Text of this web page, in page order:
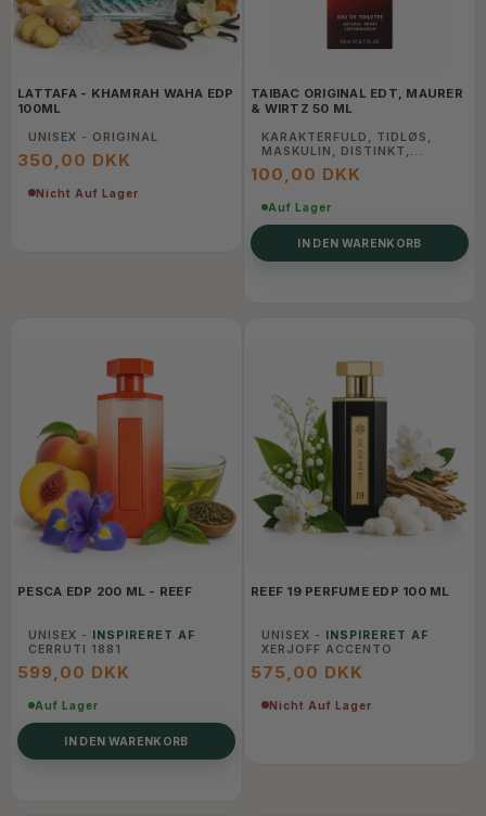
LATTAFA - KHAMRAH WAHA EDP
100ML
UNISEX - ORIGINAL
350,00 DKK
Nicht Auf Lager
TAIBAC ORIGINAL EDT, MAURER
& WIRTZ 50 ML
KARAKTERFULD, TIDLØS,
MASKULIN, DISTINKT,
UFORGLEMMELIG.
100,00 DKK
Auf Lager
IN DEN WARENKORB
PESCA EDP 200 ML - REEF
UNISEX - INSPIRERET AF
CERRUTI 1881
599,00 DKK
Auf Lager
IN DEN WARENKORB
REEF 19 PERFUME EDP 100 ML
UNISEX - INSPIRERET AF
XERJOFF ACCENTO
575,00 DKK
Nicht Auf Lager